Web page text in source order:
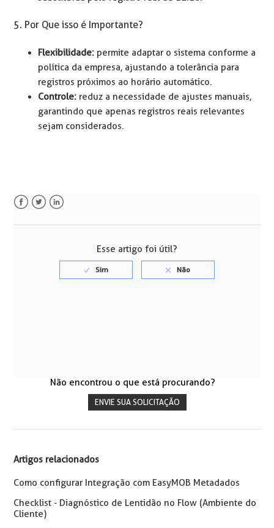
5. Por Que isso é Importante?
Flexibilidade: permite adaptar o sistema conforme a
política da empresa, ajustando a tolerância para
registros próximos ao horário automático.
Controle: reduz a necessidade de ajustes manuais,
garantindo que apenas registros reais relevantes
sejam considerados.
Esse artigo foi útil?
Não encontrou o que está procurando?
ENVIE SUA SOLICITAÇÃO
Artigos relacionados
Como configurar Integração com EasyMOB Metadados
Checklist - Diagnóstico de Lentidão no Flow (Ambiente do
Cliente)